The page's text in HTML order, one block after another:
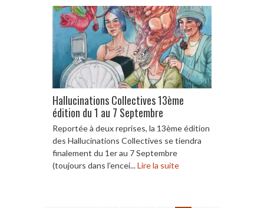
Hallucinations Collectives 13ème
édition du 1 au 7 Septembre
Reportée à deux reprises, la 13ème édition
des Hallucinations Collectives se tiendra
finalement du 1er au 7 Septembre
(toujours dans l’encei...Lire la suite